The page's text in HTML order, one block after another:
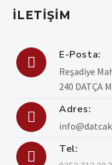
İLETIŞIM
 E-Posta:
Reşadiye
240 DATÇA
 Adres:
 Tel: